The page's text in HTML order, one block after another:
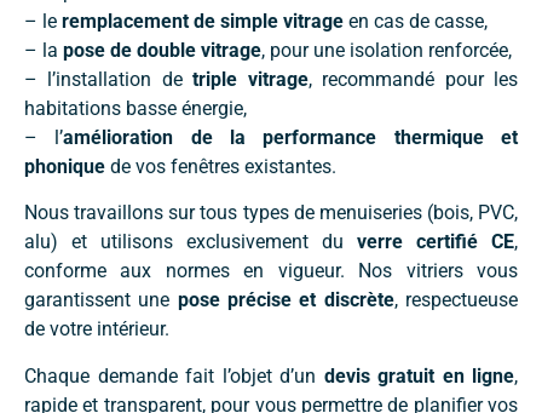
– le remplacement de simple vitrage en cas de casse,
– la pose de double vitrage, pour une isolation renforcée,
– l’installation detriple vitrage, recommandé pour les
habitations basse énergie,
– l’amélioration de la performance thermique et
phonique de vos fenêtres existantes.
Nous travaillons sur tous types de menuiseries (bois, PVC,
alu) et utilisons exclusivement du verre certifié CE,
conforme aux normes en vigueur. Nos vitriers vous
garantissent une pose précise et discrète, respectueuse
de votre intérieur.
Chaque demande fait l’objet d’un devis gratuit en ligne,
rapide et transparent, pour vous permettre de planifier vos